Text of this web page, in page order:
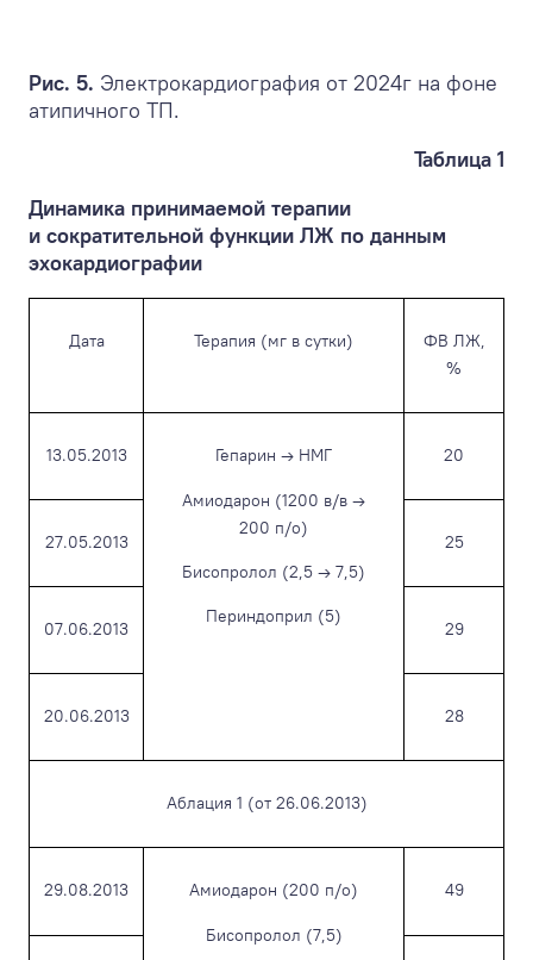
Рис. 5. Электрокардиография от 2024г на фоне
атипичного ТП.
Таблица 1
Динамика принимаемой терапии
и сократительной функции ЛЖ по данным
эхокардиографии
Дата Терапия (мг в сутки)
ФВ ЛЖ,
%
13.05.2013 Гепарин → НМГ
Амиодарон (1200 в/в →
200 п/о)
Бисопролол (2,5 → 7,5)
Периндоприл (5)
20
27.05.2013 25
07.06.2013 29
20.06.2013 28
Аблация 1 (от 26.06.2013)
29.08.2013 Амиодарон (200 п/о)
Бисопролол (7,5)
49